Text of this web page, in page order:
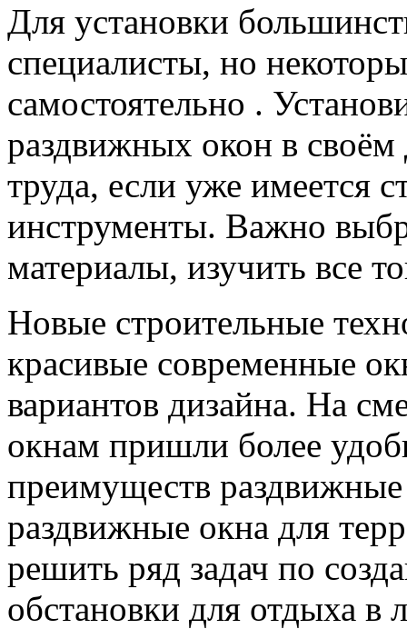
Для установки
специалисты, но
самостоятельно .
раздвижных окон в своём
труда, если уже имеется
инструменты. Важно
материалы, изучить все
Новые строительные
красивые современные
вариантов дизайна. На
окнам пришли более
преимуществ
раздвижные окна для
решить ряд задач по
обстановки для отдыха в